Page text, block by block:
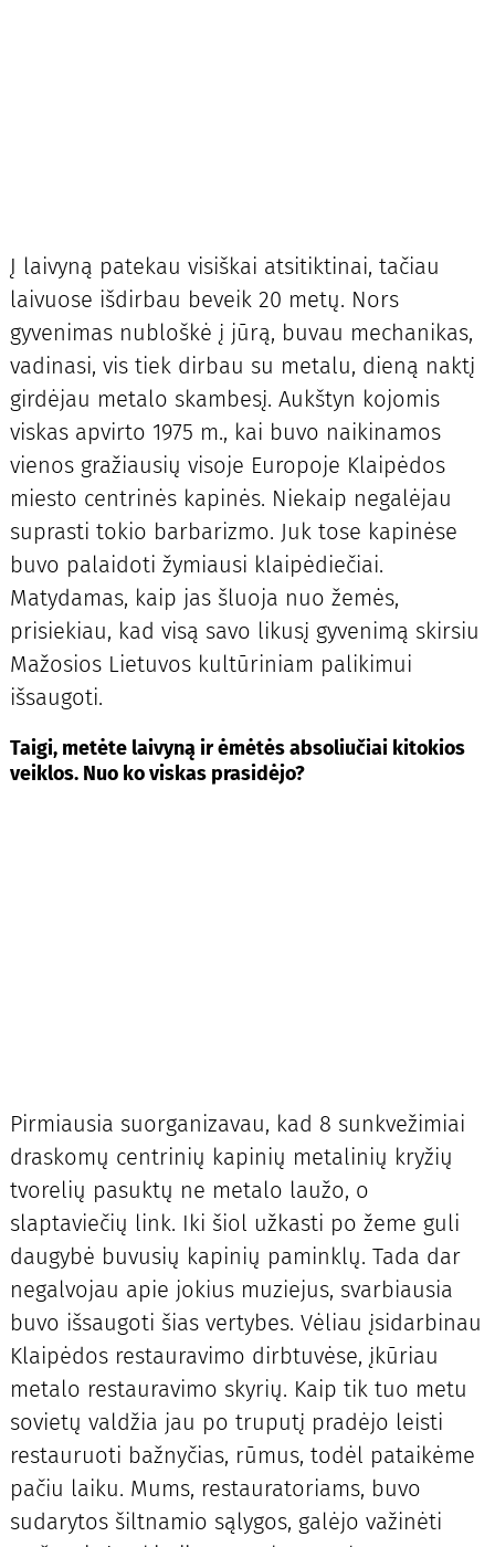
Į laivyną patekau visiškai atsitiktinai, tačiau
laivuose išdirbau beveik 20 metų. Nors
gyvenimas nubloškė į jūrą, buvau mechanikas,
vadinasi, vis tiek dirbau su metalu, dieną naktį
girdėjau metalo skambesį. Aukštyn kojomis
viskas apvirto 1975 m., kai buvo naikinamos
vienos gražiausių visoje Europoje Klaipėdos
miesto centrinės kapinės. Niekaip negalėjau
suprasti tokio barbarizmo. Juk tose kapinėse
buvo palaidoti žymiausi klaipėdiečiai.
Matydamas, kaip jas šluoja nuo žemės,
prisiekiau, kad visą savo likusį gyvenimą skirsiu
Mažosios Lietuvos kultūriniam palikimui
išsaugoti.
Taigi, metėte laivyną ir ėmėtės absoliučiai kitokios
veiklos. Nuo ko viskas prasidėjo?
Pirmiausia suorganizavau, kad 8 sunkvežimiai
draskomų centrinių kapinių metalinių kryžių
tvorelių pasuktų ne metalo laužo, o
slaptaviečių link. Iki šiol užkasti po žeme guli
daugybė buvusių kapinių paminklų. Tada dar
negalvojau apie jokius muziejus, svarbiausia
buvo išsaugoti šias vertybes. Vėliau įsidarbinau
Klaipėdos restauravimo dirbtuvėse, įkūriau
metalo restauravimo skyrių. Kaip tik tuo metu
sovietų valdžia jau po truputį pradėjo leisti
restauruoti bažnyčias, rūmus, todėl pataikėme
pačiu laiku. Mums, restauratoriams, buvo
sudarytos šiltnamio sąlygos, galėjo važinėti